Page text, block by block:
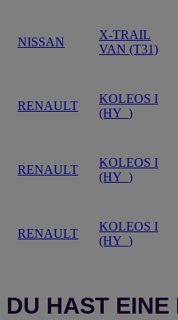
NISSAN
X-TRAIL
VAN (T31)
RENAULT
KOLEOS I
(HY_)
RENAULT
KOLEOS I
(HY_)
RENAULT
KOLEOS I
(HY_)
DU HAST EINE